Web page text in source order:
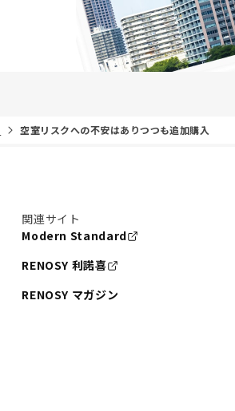
空室リスクへの不安はありつつも追加購入
関連サイト
Modern Standard
RENOSY 利諾喜
RENOSY マガジン